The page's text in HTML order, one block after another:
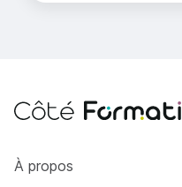
Côté Formations
À propos